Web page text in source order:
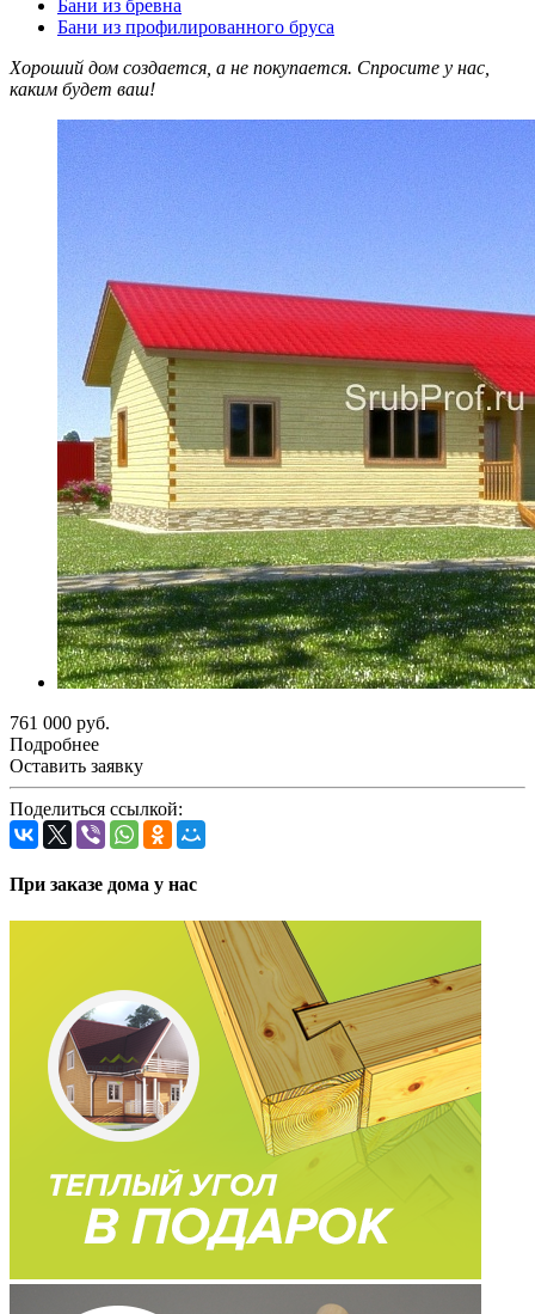
Бани из бревна
Бани из профилированного бруса
Хороший дом создается, а не покупается. Спросите у нас,
каким будет ваш!
761 000 руб.
Подробнее
Оставить заявку
Поделиться ссылкой:
При заказе дома у нас